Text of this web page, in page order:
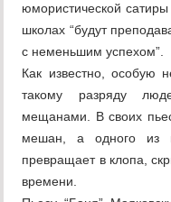
юмористической
школах “будут
с неменьшим успехом”.
Как известно, особую
такому разряду
мещанами. В своих
мешан, а одного из
превращает в клопа,
времени.